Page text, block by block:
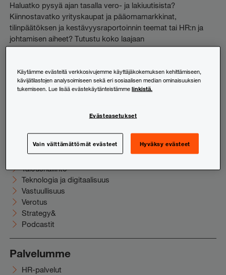
Haluatko pysyä ajan tasalla vero- ja lakiuutisista?
Kiinnostavatko yrityskaupat ja pääomamarkkinat,
tilinpäätöksen ja kestävyysraportoinnin teemat tai HR:n ja
johtamisen aiheet? Tutustu koko laajaan
uutiskirjevalikoimaamme ja tilaa juuri sinua kiinnostavat
Tutustu ja tilaa
Elinkeinoelämä
HR ja johtaminen
Juridiikka
Taloushallinto
Teknologia ja digitaalisuus
Vastuullisuus
Verotus
Strategy&
Podcastit
Palvelumme
HR-palvelut
Käytämme evästeitä verkkosivujemme käyttäjäkokemuksen kehittämiseen,
kävijätilastojen analysoimiseen sekä eri sosiaalisen median ominaisuuksien
tukemiseen. Lue lisää evästekäytänteistämmelinkistä.
Evästeasetukset
Vain välttämättömät evästeet Hyväksy evästeet